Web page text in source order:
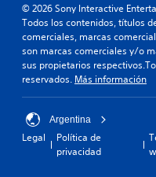
© 2026 Sony Interactive
Todos los contenidos, títulos
comerciales, marcas
son marcas comerciales y/o
sus propietarios
reservados. Más información
Argentina
Legal
Política de
privacidad